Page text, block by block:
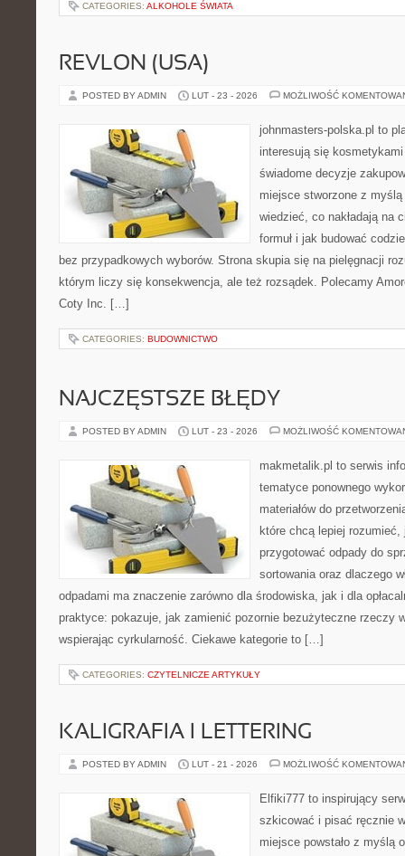
CATEGORIES: ALKOHOLE ŚWIATA
REVLON (USA)
POSTED BY ADMIN LUT - 23 - 2026 MOŻLIWOŚĆ
johnmasters-polska.pl to
interesują się
świadome decyzje
miejsce stworzone z
wiedzieć, co nakładają na
formuł i jak budować
bez przypadkowych wyborów. Strona skupia się na pielęgnacji
którym liczy się konsekwencja, ale też rozsądek. Polecamy
Coty Inc. […]
CATEGORIES: BUDOWNICTWO
NAJCZĘSTSZE BŁĘDY
POSTED BY ADMIN LUT - 23 - 2026 MOŻLIWOŚĆ
makmetalik.pl to serwis
tematyce ponownego
materiałów do
które chcą lepiej
przygotować odpady do
sortowania oraz dlaczego
odpadami ma znaczenie zarówno dla środowiska, jak i dla
praktyce: pokazuje, jak zamienić pozornie bezużyteczne rzeczy
wspierając cyrkularność. Ciekawe kategorie to […]
CATEGORIES: CZYTELNICZE ARTYKUŁY
KALIGRAFIA I LETTERING
POSTED BY ADMIN LUT - 21 - 2026 MOŻLIWOŚĆ
Elfiki777 to inspirujący
szkicować i pisać ręcznie
miejsce powstało z myślą